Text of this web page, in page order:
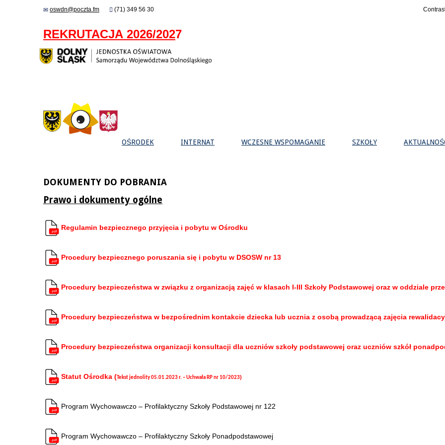
oswdn@poczta.fm (71) 349 56 30
REKRUTACJA 2026/2027
OŚRODEK INTERNAT WCZESNE WSPOMAGANIE SZKOŁY
DOKUMENTY DO POBRANIA
Prawo i dokumenty ogólne
Regulamin bezpiecznego przyjęcia i pobytu w Ośrodku
Procedury bezpiecznego poruszania się i pobytu w DSOSW nr 13
Procedury bezpieczeństwa w związku z organizacją zajęć w klasach I-III Szkoły Podstawowej oraz w oddziale
Procedury bezpieczeństwa w bezpośrednim kontakcie dziecka lub ucznia z osobą prowadzącą zajęcia
Procedury bezpieczeństwa organizacji konsultacji dla uczniów szkoły podstawowej oraz uczniów szkół
Statut Ośrodka (Tekst jednolity 05.01.2023 r. – Uchwała RP nr 10/2023)
Program Wychowawczo – Profilaktyczny Szkoły Podstawowej nr 122
Program Wychowawczo – Profilaktyczny Szkoły Ponadpodstawowej